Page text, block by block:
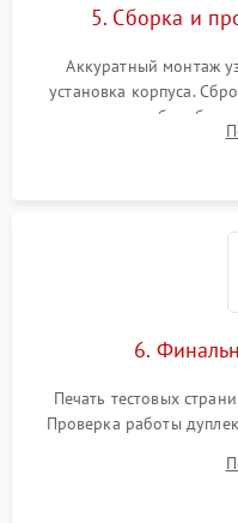
5. Сборка и
Аккуратный монтаж
установка корпуса.
счетчиков
обновление прошивки и
6.
Печать тестовых
Проверка работы
качества запекания
изображения перед